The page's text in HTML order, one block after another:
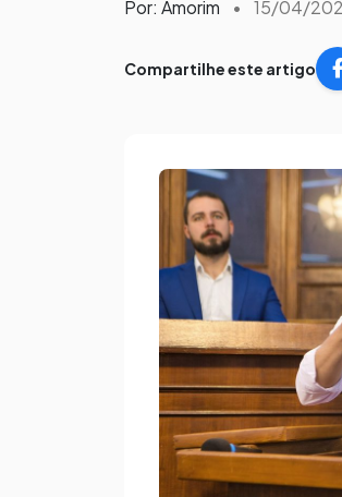
Por: Amorim • 15/04/
Compartilhe este artigo